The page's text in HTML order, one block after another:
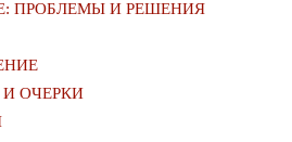
ПРОБЛЕМЫ И РЕШЕНИЯ
ОЧЕРКИ